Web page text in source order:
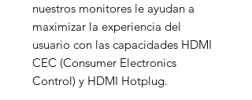
nuestros monitores le ayudan a
maximizar la experiencia del
usuario con las capacidades HDMI
CEC (Consumer Electronics
Control) y HDMI Hotplug.